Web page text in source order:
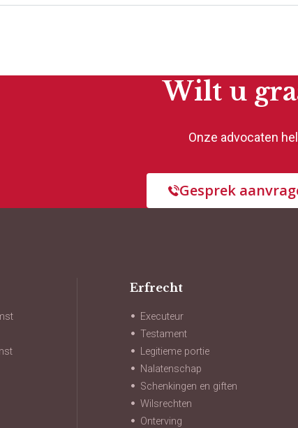
Wilt u
Onze advocaten
Gesprek
Erfrecht
Executeur
Testament
Legitieme portie
Nalatenschap
Schenkingen en giften
Wilsrechten
Onterving